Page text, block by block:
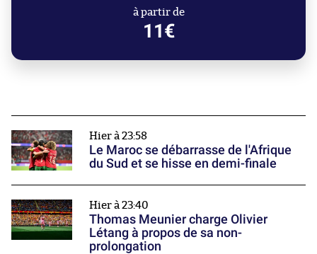
à partir de
11€
Hier à 23:58
Le Maroc se débarrasse de l'Afrique
du Sud et se hisse en demi-finale
Hier à 23:40
Thomas Meunier charge Olivier
Létang à propos de sa non-
prolongation